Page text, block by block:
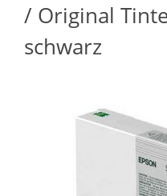
/ Original
schwarz